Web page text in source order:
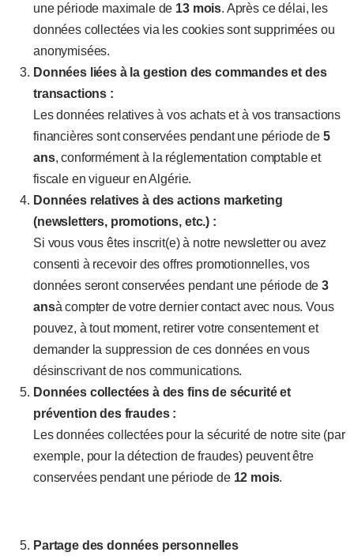
une période maximale de 13 mois. Après ce délai, les
données collectées via les cookies sont supprimées ou
anonymisées.
Données liées à la gestion des commandes et des
transactions :
Les données relatives à vos achats et à vos transactions
financières sont conservées pendant une période de 5
ans, conformément à la réglementation comptable et
fiscale en vigueur en Algérie.
Données relatives à des actions marketing
(newsletters, promotions, etc.) :
Si vous vous êtes inscrit(e) à notre newsletter ou avez
consenti à recevoir des offres promotionnelles, vos
données seront conservées pendant une période de3
ansà compter de votre dernier contact avec nous. Vous
pouvez, à tout moment, retirer votre consentement et
demander la suppression de ces données en vous
désinscrivant de nos communications.
Données collectées à des fins de sécurité et
prévention des fraudes :
Les données collectées pour la sécurité de notre site (par
exemple, pour la détection de fraudes) peuvent être
conservées pendant une période de 12 mois.
Partage des données personnelles